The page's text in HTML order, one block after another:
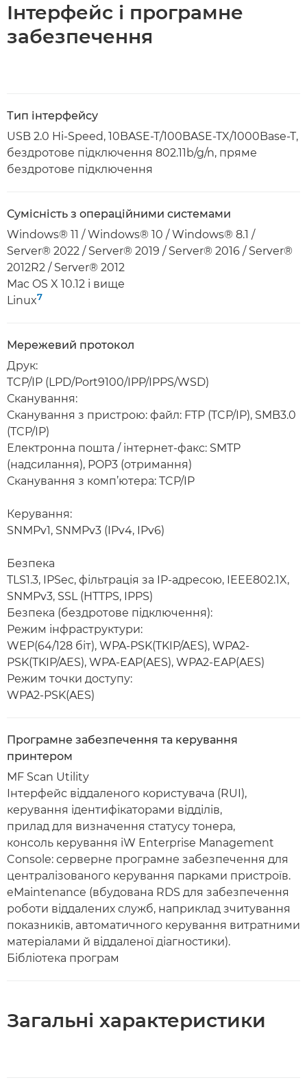
Інтерфейс і програмне
забезпечення
Тип інтерфейсу
USB 2.0 Hi-Speed, 10BASE-T/100BASE-TX/1000Base-T,
бездротове підключення 802.11b/g/n, пряме
бездротове підключення
Сумісність з операційними системами
Windows® 11 / Windows® 10 / Windows® 8.1 /
Server® 2022 / Server® 2019 / Server® 2016 / Server®
2012R2 / Server® 2012
Mac OS X 10.12 і вище
Linux7
Мережевий протокол
Друк:
TCP/IP (LPD/Port9100/IPP/IPPS/WSD)
Сканування:
Сканування з пристрою: файл: FTP (TCP/IP), SMB3.0
(TCP/IP)
Електронна пошта / інтернет-факс: SMTP
(надсилання), POP3 (отримання)
Сканування з комп’ютера: TCP/IP
Керування:
SNMPv1, SNMPv3 (IPv4, IPv6)
Безпека
TLS1.3, IPSec, фільтрація за IP-адресою, IEEE802.1X,
SNMPv3, SSL (HTTPS, IPPS)
Безпека (бездротове підключення):
Режим інфраструктури:
WEP(64/128 біт), WPA-PSK(TKIP/AES), WPA2-
PSK(TKIP/AES), WPA-EAP(AES), WPA2-EAP(AES)
Режим точки доступу:
WPA2-PSK(AES)
Програмне забезпечення та керування
принтером
MF Scan Utility
Інтерфейс віддаленого користувача (RUI),
керування ідентифікаторами відділів,
прилад для визначення статусу тонера,
консоль керування iW Enterprise Management
Console: серверне програмне забезпечення для
централізованого керування парками пристроїв.
eMaintenance (вбудована RDS для забезпечення
роботи віддалених служб, наприклад зчитування
показників, автоматичного керування витратними
матеріалами й віддаленої діагностики).
Бібліотека програм
Загальні характеристики